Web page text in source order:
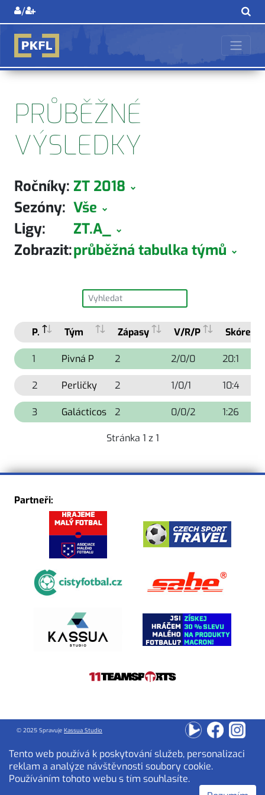
/
PRŮBĚŽNÉ
VÝSLEDKY
ZT 2018
Ročníky:
Vše
Sezóny:
ZT.A_
Ligy:
průběžná tabulka týmů
Zobrazit:
P. Tým Zápasy V/R/P Skóre
1 Pivná P 2 2/0/0 20:1
2 Perličky 2 1/0/1 10:4
3 Galácticos 2 0/0/2 1:26
Stránka 1 z 1
Partneři:
© 2025 Spravuje Kassua Studio
Tento web používá k poskytování služeb, personalizaci
reklam a analýze návštěvnosti soubory cookie.
Používáním tohoto webu s tím souhlasíte.